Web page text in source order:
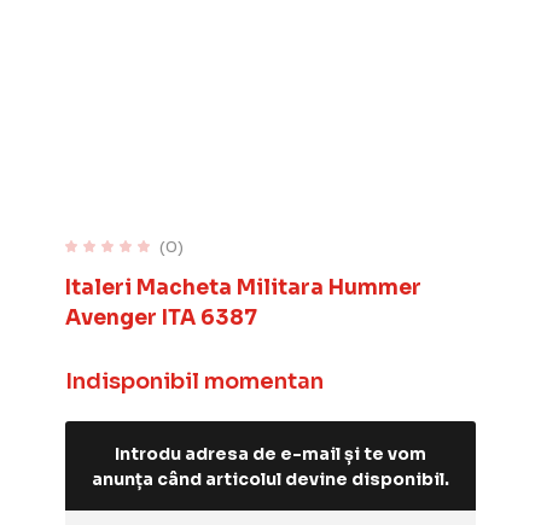
(0)
Italeri Macheta Militara Hummer
Avenger ITA 6387
Indisponibil momentan
Introdu adresa de e-mail și te vom
anunța când articolul devine disponibil.